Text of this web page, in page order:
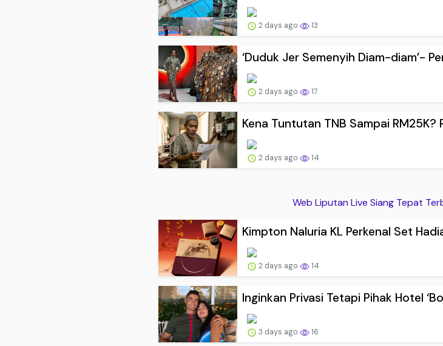
2 days ago 13
‘Duduk Jer Semenyih Diam-diam’-
2 days ago 17
Kena Tuntutan TNB Sampai RM25K?
2 days ago 14
Web Liputan Live Siang Tepat
Kimpton Naluria KL Perkenal Set
2 days ago 14
Inginkan Privasi Tetapi Pihak Hotel
3 days ago 16